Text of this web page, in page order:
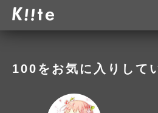
100をお気に入りして